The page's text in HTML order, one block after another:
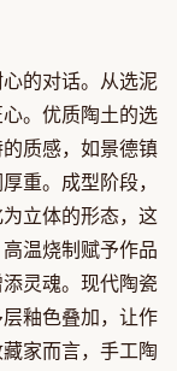
的对话。从选泥
。优质陶土的选
质感，如景德镇
重。成型阶段，
立体的形态，这
温烧制赋予作品
灵魂。现代陶瓷
釉色叠加，让作
家而言，手工陶